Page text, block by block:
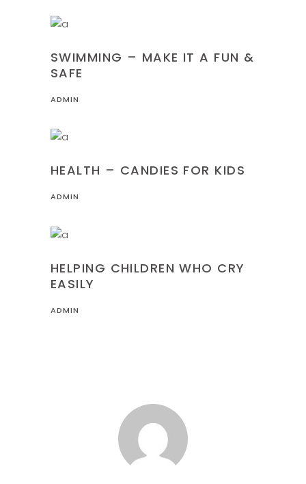
SWIMMING – MAKE IT A FUN &
SAFE
ADMIN
HEALTH – CANDIES FOR KIDS
ADMIN
HELPING CHILDREN WHO CRY
EASILY
ADMIN